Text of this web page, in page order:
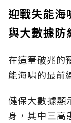
迎戰失能海
與大數據防
在這筆破兆的
能海嘯的最前
健保大數據顯
身，其中三高